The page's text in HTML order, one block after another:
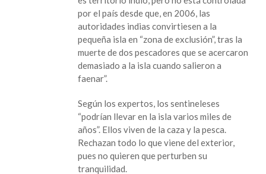
por el país desde que, en 2006, las
autoridades indias convirtiesen a la
pequeña isla en “zona de exclusión”, tras la
muerte de dos pescadores que se acercaron
demasiado a la isla cuando salieron a
faenar”.
Según los expertos, los sentineleses
“podrían llevar en la isla varios miles de
años”. Ellos viven de la caza y la pesca.
Rechazan todo lo que viene del exterior,
pues no quieren que perturben su
tranquilidad.